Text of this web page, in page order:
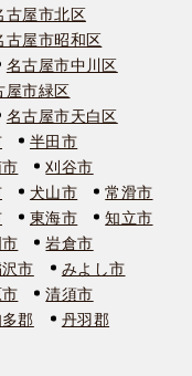
古屋市北区
古屋市昭和区
名古屋市中川区
屋市緑区
名古屋市天白区
半田市
刈谷市
犬山市
常滑市
東海市
知立市
岩倉市
市
みよし市
清須市
郡
丹羽郡